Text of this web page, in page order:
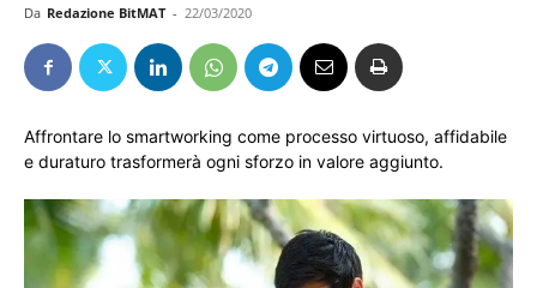
Da Redazione BitMAT - 22/03/2020
Affrontare lo smartworking come processo virtuoso, affidabile
e duraturo trasformerà ogni sforzo in valore aggiunto.